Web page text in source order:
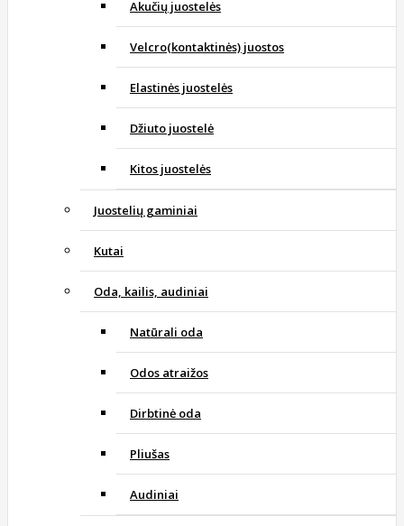
Akučių juostelės
Velcro(kontaktinės) juostos
Elastinės juostelės
Džiuto juostelė
Kitos juostelės
Juostelių gaminiai
Kutai
Oda, kailis, audiniai
Natūrali oda
Odos atraižos
Dirbtinė oda
Pliušas
Audiniai